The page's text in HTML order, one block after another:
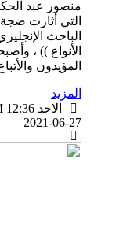
منصور عبد
الباحث
الأنواع )) ،
المؤيدون
المزيد
الاحد PM 12:36
2021-06-27